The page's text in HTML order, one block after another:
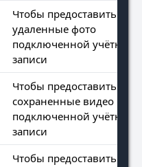
Чтобы предоставить все
удаленные фото
подключенной учётной
записи
Чтобы предоставить все
сохраненные видео и
подключенной учётной
записи
Чтобы предоставить все